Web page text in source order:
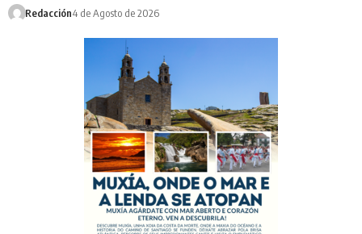
Redacción4 de Agosto de 2026